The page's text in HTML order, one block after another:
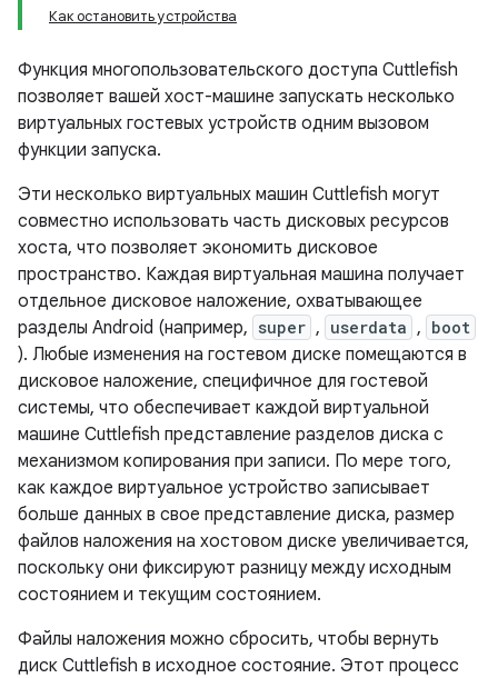
Как остановить устройства
Функция многопользовательского доступа Cuttlefish
позволяет вашей хост-машине запускать несколько
виртуальных гостевых устройств одним вызовом
функции запуска.
Эти несколько виртуальных машин Cuttlefish могут
совместно использовать часть дисковых ресурсов
хоста, что позволяет экономить дисковое
пространство. Каждая виртуальная машина получает
отдельное дисковое наложение, охватывающее
разделы Android (например, super , userdata , boot
). Любые изменения на гостевом диске помещаются в
дисковое наложение, специфичное для гостевой
системы, что обеспечивает каждой виртуальной
машине Cuttlefish представление разделов диска с
механизмом копирования при записи. По мере того,
как каждое виртуальное устройство записывает
больше данных в свое представление диска, размер
файлов наложения на хостовом диске увеличивается,
поскольку они фиксируют разницу между исходным
состоянием и текущим состоянием.
Файлы наложения можно сбросить, чтобы вернуть
диск Cuttlefish в исходное состояние. Этот процесс